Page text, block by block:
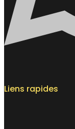
Liens rapides